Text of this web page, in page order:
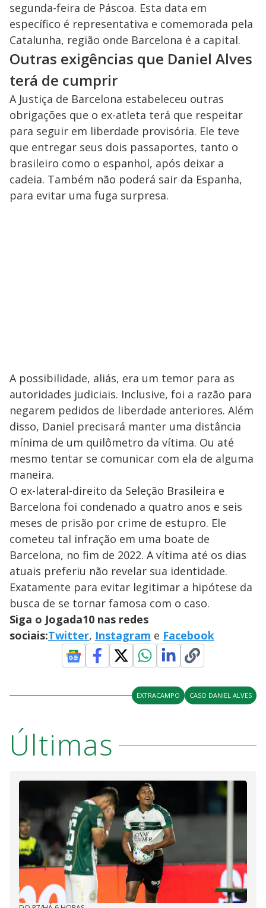
segunda-feira de Páscoa. Esta data em
específico é representativa e comemorada pela
Catalunha, região onde Barcelona é a capital.
Outras exigências que Daniel Alves
terá de cumprir
A Justiça de Barcelona estabeleceu outras
obrigações que o ex-atleta terá que respeitar
para seguir em liberdade provisória. Ele teve
que entregar seus dois passaportes, tanto o
brasileiro como o espanhol, após deixar a
cadeia. Também não poderá sair da Espanha,
para evitar uma fuga surpresa.
A possibilidade, aliás, era um temor para as
autoridades judiciais. Inclusive, foi a razão para
negarem pedidos de liberdade anteriores. Além
disso, Daniel precisará manter uma distância
mínima de um quilômetro da vítima. Ou até
mesmo tentar se comunicar com ela de alguma
maneira.
O ex-lateral-direito da Seleção Brasileira e
Barcelona foi condenado a quatro anos e seis
meses de prisão por crime de estupro. Ele
cometeu tal infração em uma boate de
Barcelona, no fim de 2022. A vítima até os dias
atuais preferiu não revelar sua identidade.
Exatamente para evitar legitimar a hipótese da
busca de se tornar famosa com o caso.
Siga o Jogada10 nas redes
sociais:Twitter, Instagram e Facebook
EXTRACAMPO CASO DANIEL ALVES
Últimas